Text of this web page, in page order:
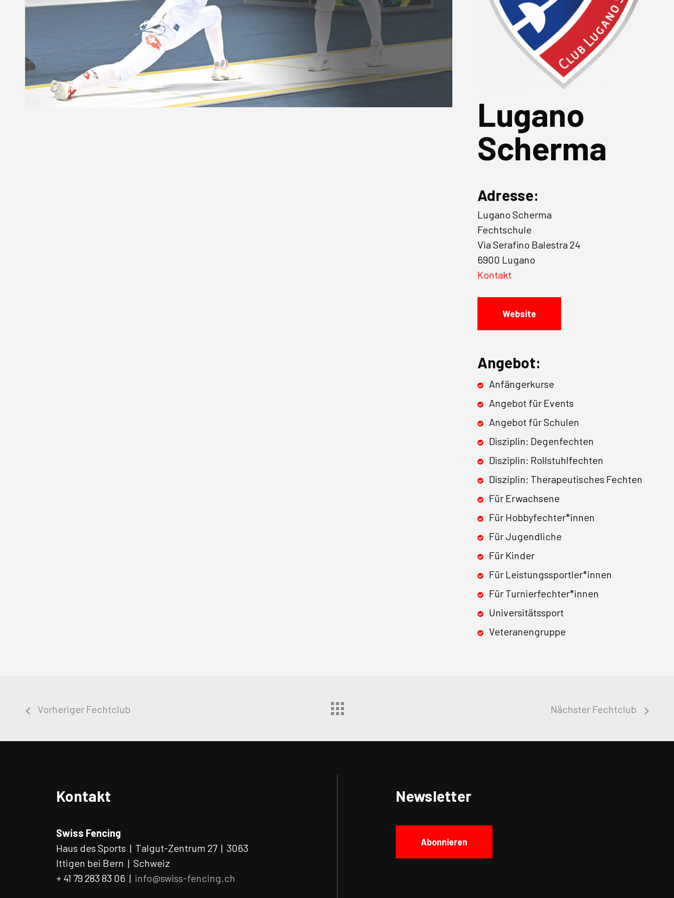
Lugano
Scherma
Adresse:
Lugano Scherma
Fechtschule
Via Serafino Balestra 24
6900 Lugano
Kontakt
Website
Angebot:
Anfängerkurse
Angebot für Events
Angebot für Schulen
Disziplin: Degenfechten
Disziplin: Rollstuhlfechten
Disziplin: Therapeutisches Fechten
Für Erwachsene
Für Hobbyfechter*innen
Für Jugendliche
Für Kinder
Für Leistungssportler*innen
Für Turnierfechter*innen
Universitätssport
Veteranengruppe
Vorheriger Fechtclub Nächster Fechtclub
Kontakt
Swiss Fencing
Haus des Sports | Talgut-Zentrum 27 | 3063
Ittigen bei Bern | Schweiz
+ 41 79 283 83 06 | info@swiss-fencing.ch
Newsletter
Abonnieren